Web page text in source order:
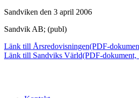
Sandviken den 3 april 2006
Sandvik AB; (publ)
Länk till Årsredovisningen(PDF-
Länk till Sandviks Värld(PDF-